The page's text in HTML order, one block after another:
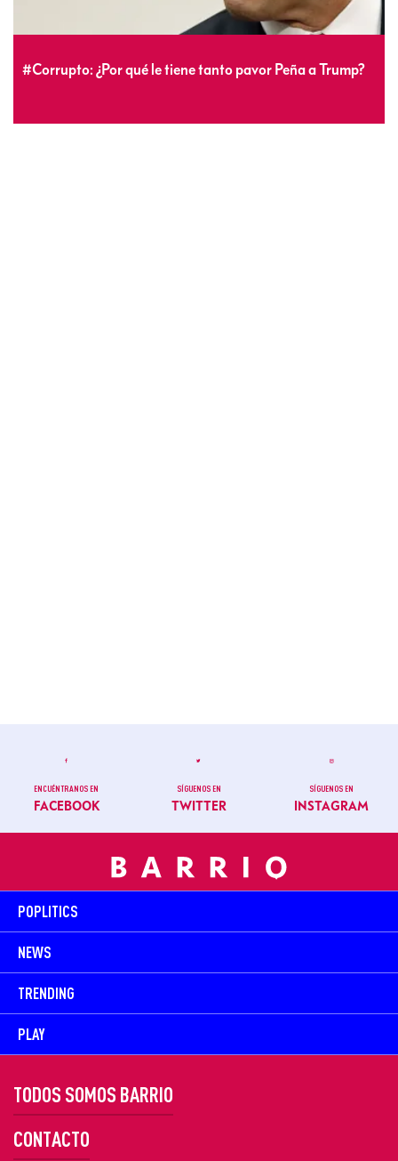
#Corrupto: ¿Por qué le tiene tanto pavor Peña a Trump?
ENCUÉNTRANOS EN
FACEBOOK
SÍGUENOS EN
TWITTER
SÍGUENOS EN
INSTAGRAM
POPLITICS
NEWS
TRENDING
PLAY
TODOS SOMOS BARRIO
CONTACTO